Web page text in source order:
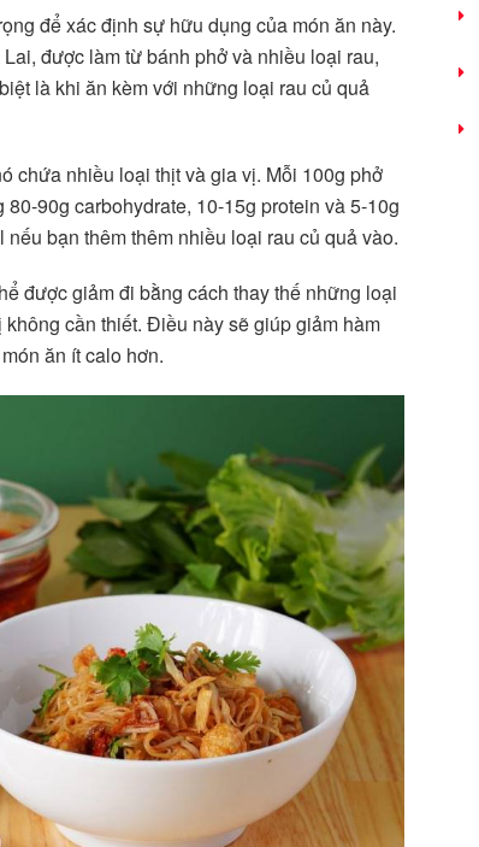
để xác định sự hữu dụng của món ăn này.
được làm từ bánh phở và nhiều loại rau,
là khi ăn kèm với những loại rau củ quả
chứa nhiều loại thịt và gia vị. Mỗi 100g phở
90g carbohydrate, 10-15g protein và 5-10g
bạn thêm thêm nhiều loại rau củ quả vào.
được giảm đi bằng cách thay thế những loại
cần thiết. Điều này sẽ giúp giảm hàm
ăn ít calo hơn.